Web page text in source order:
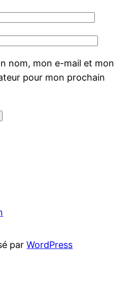
nom, mon e-mail et mon
pour mon prochain
parWordPress